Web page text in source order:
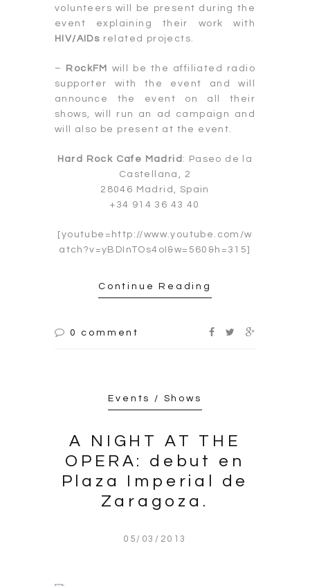
volunteers will be present during the
event explaining their work with
HIV/AIDs related projects.
– RockFM will be the affiliated radio
supporter with the event and will
announce the event on all their
shows, will run an ad campaign and
will also be present at the event.
Hard Rock Cafe Madrid : Paseo de la
Castellana, 2
28046 Madrid, Spain
+34 914 36 43 40
[youtube=http://www.youtube.com/w
atch?v=yBDInTOs4oI&w=560&h=315]
Continue Reading
0 comment
Events / Shows
A NIGHT AT THE
OPERA: debut en
Plaza Imperial de
Zaragoza.
05/03/2013